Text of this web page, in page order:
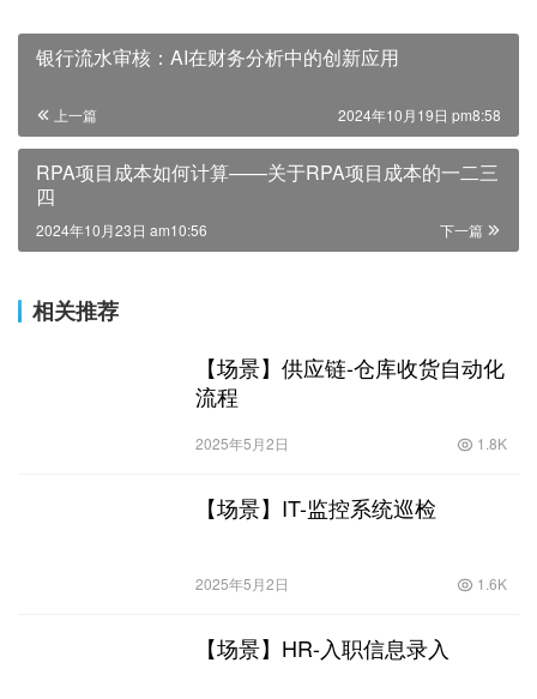
银行流水审核：AI在财务分析中的创新应用
上一篇 2024年10月19日 pm8:58
RPA项目成本如何计算——关于RPA项目成本的一二三
四
下一篇
2024年10月23日 am10:56
相关推荐
【场景】供应链-仓库收货自动化
流程
2025年5月2日 1.8K
【场景】IT-监控系统巡检
2025年5月2日 1.6K
【场景】HR-入职信息录入